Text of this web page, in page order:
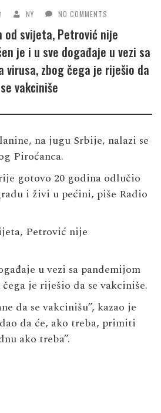
NY NO COMMENTS
od svijeta, Petrović nije
je i u sve događaje u vezi sa
virusa, zbog čega je riješio da
se vakciniše
na jugu Srbije, nalazi se
Piroćanca.
gotovo 20 godina odlučio
i živi u pećini, piše Radio
Petrović nije
u vezi sa pandemijom
je riješio da se vakciniše.
da se vakcinišu”, kazao je
da će, ako treba, primiti
ako treba”.